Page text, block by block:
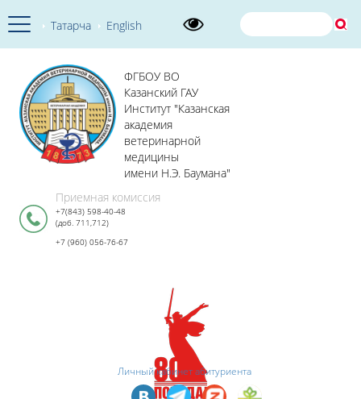
Татарча English
ФГБОУ ВО
Казанский ГАУ
Институт "Казанская
академия
ветеринарной
медицины
имени Н.Э. Баумана"
Приемная комиссия
+7(843) 598-40-48
(доб. 711,712)
+7 (960) 056-76-67
Личный кабинет абитуриента